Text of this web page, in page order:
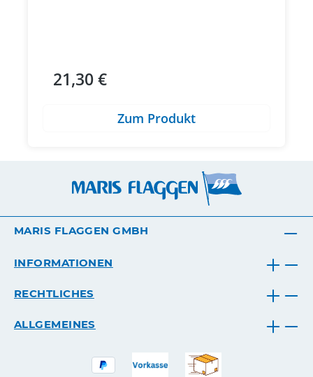
Regulärer Preis:
21,30 €
Zum Produkt
MARIS FLAGGEN GMBH
INFORMATIONEN
RECHTLICHES
ALLGEMEINES